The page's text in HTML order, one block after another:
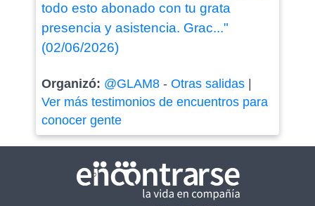
todo esto abonado con tu grata
presencia y asistencia. Grac..."
(02/06/2026)
Organizó: @GLAM8- Otras salidas|
Ver más testimonios de encuentros para
conocer gente